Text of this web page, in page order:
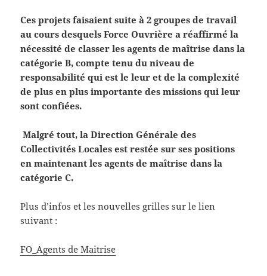
Ces projets faisaient suite à 2 groupes de travail
au cours desquelsForce Ouvrièrea réaffirmé la
nécessité de classer les agents de maîtrise dans la
catégorie B, compte tenu du niveau de
responsabilité qui est le leur et de la complexité
de plus en plus importante des missions qui leur
sont confiées.
Malgré tout, la Direction Générale des
Collectivités Locales est restée sur ses positions
en maintenant les agents de maîtrise dans la
catégorie C.
Plus d’infos et les nouvelles grilles sur le lien
suivant :
FO_Agents de Maitrise